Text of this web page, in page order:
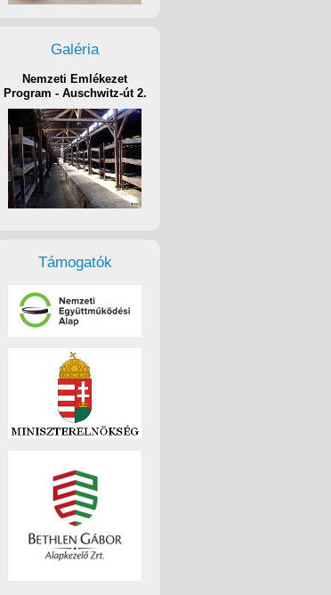
Galéria
Nemzeti Emlékezet
Program - Auschwitz-út 2.
Támogatók